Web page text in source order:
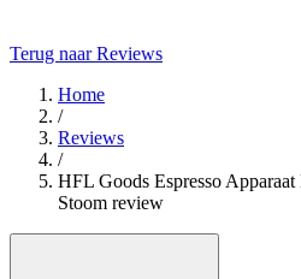
Terug naar Reviews
Home
/
Reviews
/
HFL Goods Espresso
Stoom review